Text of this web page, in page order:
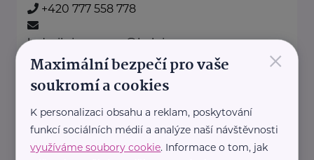
+420 777 558 778
ludmila.janzurova@kolpingsmecno.cz
Ministerstvo práce a sociálních věcí ČR
Na Poříčním právu 1/376 Praha 2
https://www.mpsv.cz/
+420 950 191 111
×
Maximální bezpečí pro vaše
soukromí a cookies
K personalizaci obsahu a reklam, poskytování
funkcí sociálních médií a analýze naší návštěvnosti
využíváme soubory cookie. Informace o tom, jak